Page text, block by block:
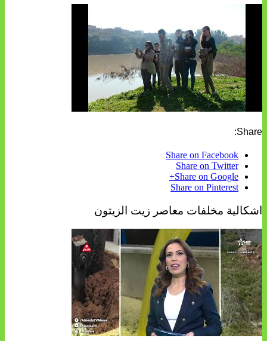
Share:
Share on Facebook
Share on Twitter
Share on Google+
Share on Pinterest
اشكالية مخلفات معاصر زيت الزيتون